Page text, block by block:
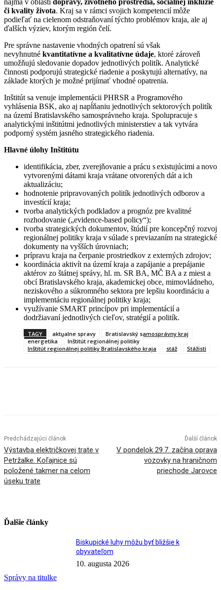
najmä v oblasti dopravy, životného prostredia, sociálnej inklúzie
či kvality života. Kraj sa v rámci svojich kompetencií môže
podieľať na cielenom odstraňovaní týchto problémov kraja, ale aj
ďalších výziev, ktorým región čelí.
Pre správne nastavenie vhodných opatrení sú však
nevyhnutné kvantitatívne a kvalitatívne údaje, ktoré zároveň
umožňujú sledovanie dopadov jednotlivých politík. Analytické
činnosti podporujú strategické riadenie a poskytujú alternatívy, na
základe ktorých je možné prijímať vhodné opatrenia.
Inštitút sa venuje implementácii PHRSR a Programového
vyhlásenia BSK, ako aj napĺňaniu jednotlivých sektorových politík
na území Bratislavského samosprávneho kraja. Spolupracuje s
analytickými inštitútmi jednotlivých ministerstiev a tak vytvára
podporný systém jasného strategického riadenia.
Hlavné úlohy Inštitútu
identifikácia, zber, zverejňovanie a prácu s existujúcimi a novo
vytvorenými dátami kraja vrátane otvorených dát a ich
aktualizáciu;
hodnotenie pripravovaných politík jednotlivých odborov a
investícií kraja;
tvorba analytických podkladov a prognóz pre kvalitné
rozhodovanie („evidence-based policy“);
tvorba strategických dokumentov, štúdií pre koncepčný rozvoj
regionálnej politiky kraja v súlade s previazaním na strategické
dokumenty na vyšších úrovniach;
prípravu kraja na čerpanie prostriedkov z externých zdrojov;
koordinácia aktivít na území kraja a zapájanie a prepájanie
aktérov zo štátnej správy, hl. m. SR BA, MČ BA a z miest a
obcí Bratislavského kraja, akademickej obce, mimovládneho,
neziskového a súkromného sektora pre lepšiu koordináciu a
implementáciu regionálnej politiky kraja;
využívanie SMART princípov pri implementácií a
dodržiavaní jednotlivých cieľov, stratégií a politík.
TAGY aktualne spravy
Bratislavský samosprávny kraj
energetika
Inštitút regionálnej politiky
Inštitút regionálnej politiky Bratislavského kraja
stáž Stážisti
Predchádzajúci článok
Výstavba električkovej trate v
Petržalke. Koľajnice sú
položené takmer na celom
úseku trate
Ďalší článok
V pondelok 29.7. začína oprava
vozovky na hraničnom
priechode Jarovce
Ďalšie články
Správy na titulke
Biskupické luhy môžu byť bližšie k
obyvateľom
10. augusta 2026